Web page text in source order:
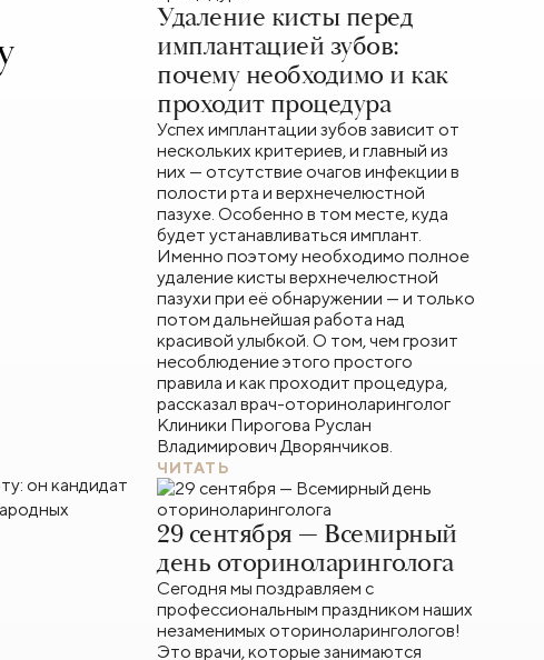
он кандидат
Удаление кисты перед
имплантацией зубов:
почему необходимо и как
проходит процедура
Успех имплантации зубов зависит от
нескольких критериев, и главный из
них — отсутствие очагов инфекции в
полости рта и верхнечелюстной
пазухе. Особенно в том месте, куда
будет устанавливаться имплант.
Именно поэтому необходимо полное
удаление кисты верхнечелюстной
пазухи при её обнаружении — и только
потом дальнейшая работа над
красивой улыбкой. О том, чем грозит
несоблюдение этого простого
правила и как проходит процедура,
рассказал врач-оториноларинголог
Клиники Пирогова Руслан
Владимирович Дворянчиков.
ЧИТАТЬ
29 сентября — Всемирный
день оториноларинголога
Сегодня мы поздравляем с
профессиональным праздником наших
незаменимых оториноларингологов!
Это врачи, которые занимаются